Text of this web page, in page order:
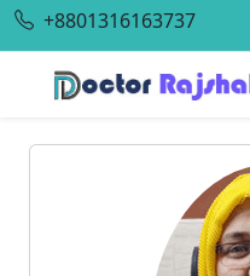
+8801316163737